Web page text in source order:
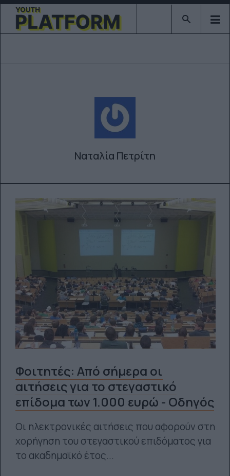
Type 2 or
Ναταλία Πετρίτη
Φοιτητές: Από σήμερα οι
αιτήσεις για το στεγαστικό
επίδομα των 1.000 ευρώ - Οδηγός
Οι ηλεκτρονικές αιτήσεις που αφορούν στη
χορήγηση του στεγαστικού επιδόματος για
το ακαδημαϊκό έτος...